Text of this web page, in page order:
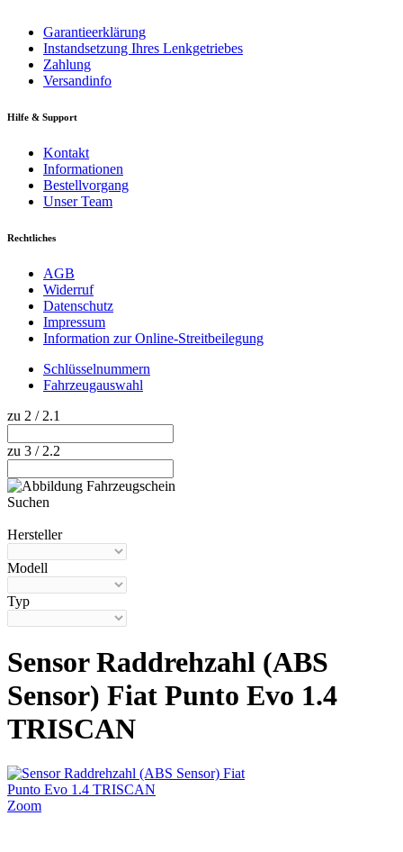
Garantieerklärung
Instandsetzung Ihres Lenkgetriebes
Zahlung
Versandinfo
Hilfe & Support
Kontakt
Informationen
Bestellvorgang
Unser Team
Rechtliches
AGB
Widerruf
Datenschutz
Impressum
Information zur Online-Streitbeilegung
Schlüsselnummern
Fahrzeugauswahl
zu 2 / 2.1
zu 3 / 2.2
Suchen
Hersteller
Modell
Typ
Sensor Raddrehzahl (ABS
Sensor) Fiat Punto Evo 1.4
TRISCAN
Zoom